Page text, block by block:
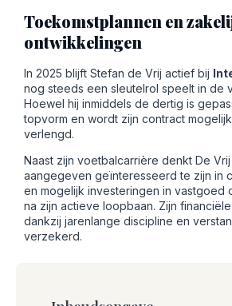
Toekomstplannen en
ontwikkelingen
In 2025 blijft Stefan de Vrij actief bij
nog steeds een sleutelrol speelt in de
Hoewel hij inmiddels de dertig is
topvorm en wordt zijn contract
verlengd.
Naast zijn voetbalcarrière denkt De
aangegeven geïnteresseerd te zijn in
en mogelijk investeringen in vastgoed
na zijn actieve loopbaan. Zijn
dankzij jarenlange discipline en
verzekerd.